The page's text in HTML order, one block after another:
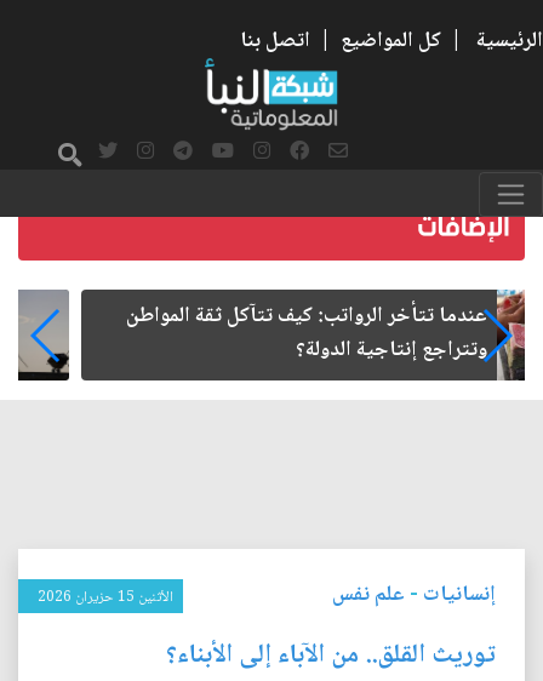
الرئيسية | كل المواضيع | اتصل بنا
صمت الطريق بعد الأربعين
إنسانيات - علم نفس الأثنين 15 حزيران 2026
توريث القلق.. من الآباء إلى الأبناء؟